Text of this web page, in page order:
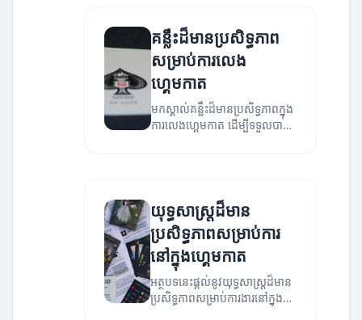
គន្លឹះដ៏មានប្រសិទ្ធភាព
សម្រាប់ការលេង
ហ្គេមកាត
មកស្គាល់គន្លឹះដ៏មានប្រសិទ្ធភាពក្នុង
ការលេងហ្គេមកាត ដើម្បីទទួលបាន
យុទ្ធសាស្ត្រដ៏មាន
ប្រសិទ្ធភាពសម្រាប់ការ
នៅក្នុងហ្គេមកាត
អត្ថបទនេះផ្តល់នូវយុទ្ធសាស្ត្រដ៏មាន
ប្រសិទ្ធភាពសម្រាប់ការងារនៅក្នុង